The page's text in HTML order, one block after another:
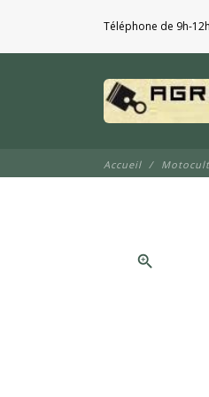
Téléphone de 9h-
Accueil
zoom_in